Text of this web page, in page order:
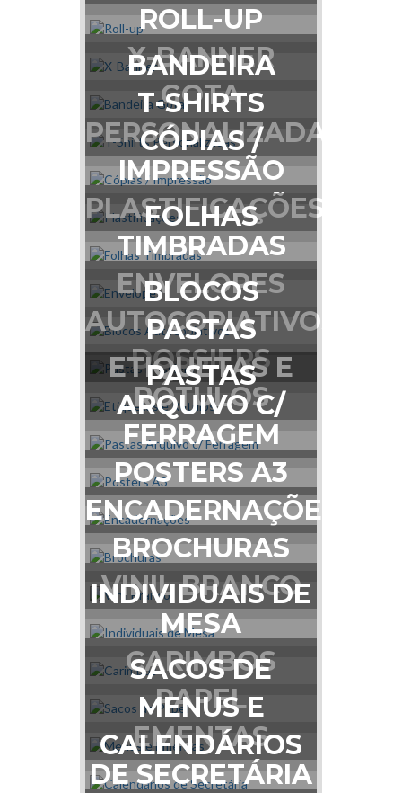
ROLL-UP
X-BANNER
BANDEIRA
GOTA
T-SHIRTS
PERSONALIZADAS
CÓPIAS /
IMPRESSÃO
PLASTIFICAÇÕES
FOLHAS
TIMBRADAS
ENVELOPES
BLOCOS
AUTOCOPIATIVOS
PASTAS
DOSSIERS
ETIQUETAS E
RÓTULOS
PASTAS
ARQUIVO C/
FERRAGEM
POSTERS A3
ENCADERNAÇÕES
BROCHURAS
VINIL BRANCO
INDIVIDUAIS DE
MESA
CARIMBOS
SACOS DE
PAPEL
MENUS E
EMENTAS
CALENDÁRIOS
DE SECRETÁRIA